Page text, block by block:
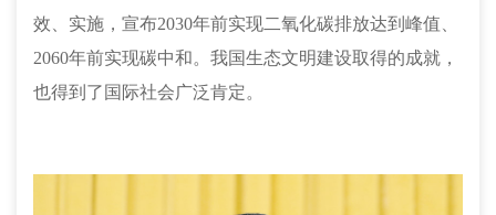
效、实施，宣布2030年前实现二氧化碳排放达到峰值、
2060年前实现碳中和。我国生态文明建设取得的成就，
也得到了国际社会广泛肯定。